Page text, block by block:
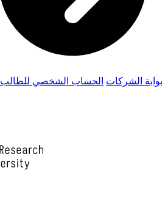
بوابة الشركات الحساب الشخصي للطالب